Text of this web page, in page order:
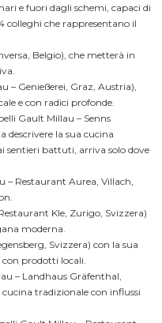
e fuori dagli schemi, capaci di
colleghi che rappresentano il
Belgio), che metterà in
– Genießerei, Graz, Austria),
e con radici profonde.
Gault Millau – Senns
descrivere la sua cucina
sentieri battuti, arriva solo dove
– Restaurant Aurea, Villach,
Kle, Zurigo, Svizzera)
moderna.
Svizzera) con la sua
prodotti locali.
– Landhaus Gräfenthal,
tradizionale con influssi